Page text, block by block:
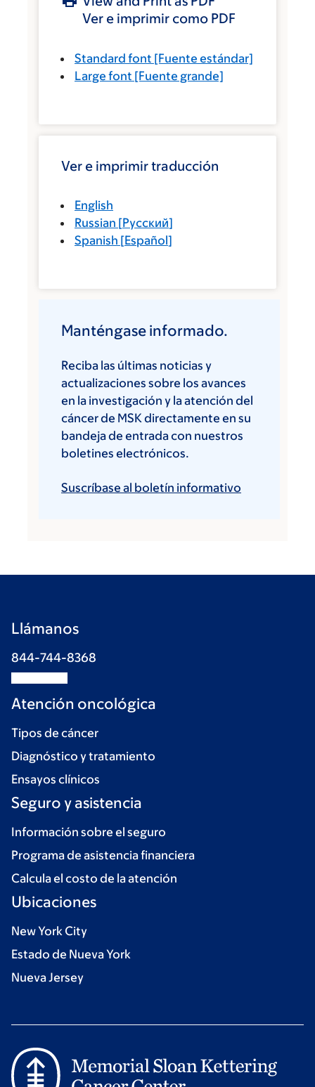
Ver e imprimir como PDF
Standard font [Fuente estándar]
Large font [Fuente grande]
Ver e imprimir traducción
English
Russian [Русский]
Spanish [Español]
Manténgase informado.
Reciba las últimas noticias y
actualizaciones sobre los avances
en la investigación y la atención del
cáncer de MSK directamente en su
bandeja de entrada con nuestros
boletines electrónicos.
Suscríbase al boletín informativo
Llámanos
844-744-8368
Atención oncológica
Tipos de cáncer
Diagnóstico y tratamiento
Ensayos clínicos
Seguro y asistencia
Información sobre el seguro
Programa de asistencia financiera
Calcula el costo de la atención
Ubicaciones
New York City
Estado de Nueva York
Nueva Jersey